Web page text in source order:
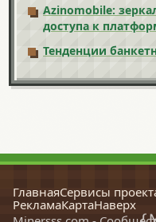
Azinomobile:
доступа к
Тенденции
ГлавнаяСервисы
РекламаКартаНаверх